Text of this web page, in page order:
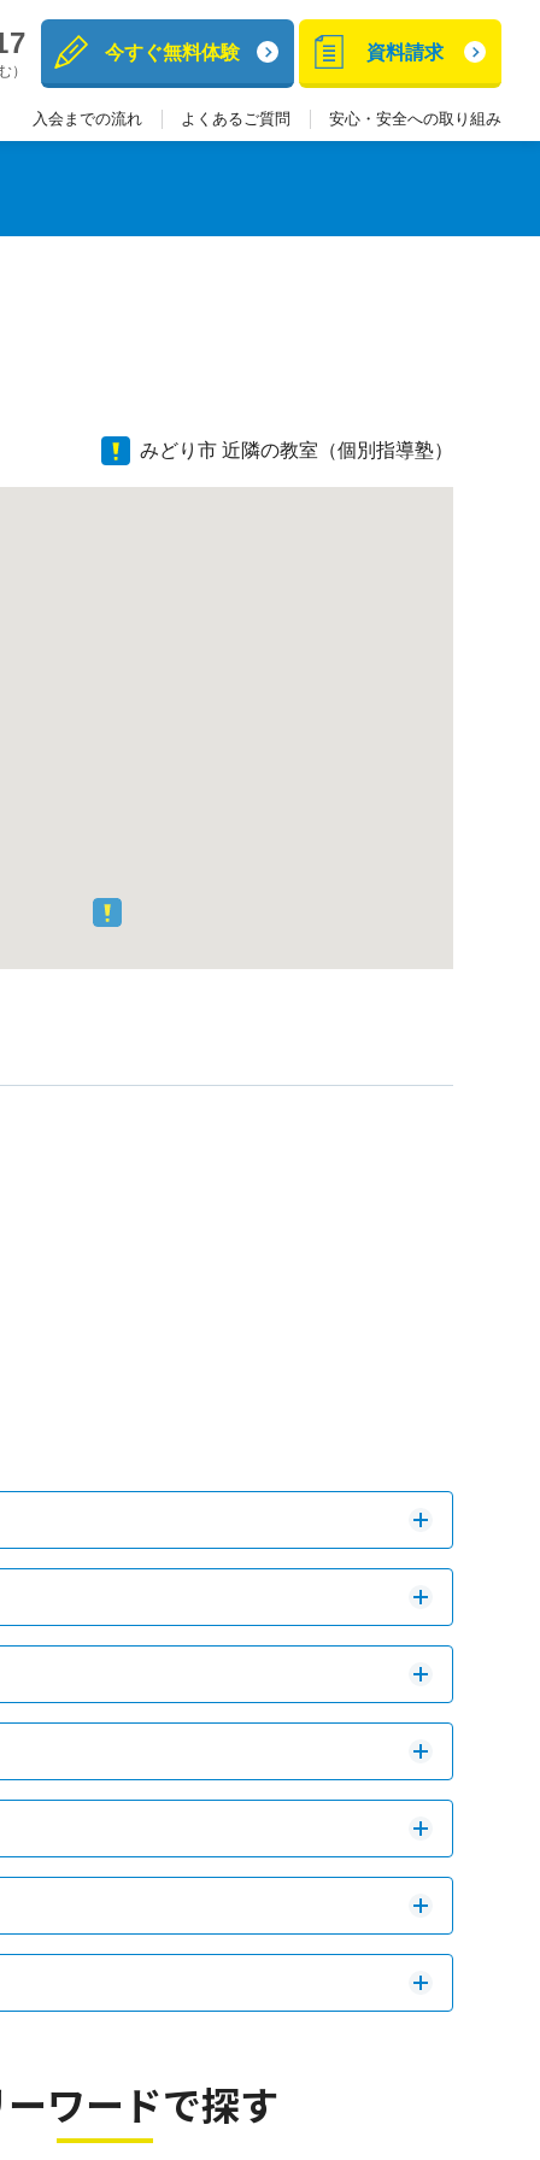
今すぐ無料体験 資料請求
）
入会までの流れ よくあるご質問 安心・安全への取り組み
みどり市 近隣の教室（個別指導塾）
ワードで探す